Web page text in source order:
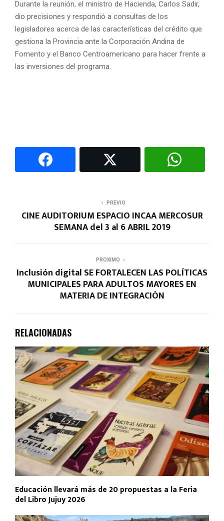
Durante la reunión, el ministro de Hacienda, Carlos Sadir,
dio precisiones y respondió a consultas de los
legisladores acerca de las características del crédito que
gestiona la Provincia ante la Corporación Andina de
Fomento y el Banco Centroamericano para hacer frente a
las inversiones del programa.
PREVIO
CINE AUDITORIUM ESPACIO INCAA MERCOSUR
SEMANA del 3 al 6 ABRIL 2019
PROXIMO
Inclusión digital SE FORTALECEN LAS POLÍTICAS
MUNICIPALES PARA ADULTOS MAYORES EN
MATERIA DE INTEGRACIÓN
RELACIONADAS
Educación llevará más de 20 propuestas a la Feria
del Libro Jujuy 2026